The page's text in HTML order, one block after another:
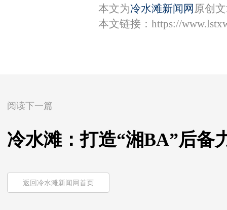
本文为冷水滩新闻网 原创
本文链接： https://
阅读下一篇
冷水滩：打造“湘BA”后备
返回冷水滩新闻网首页